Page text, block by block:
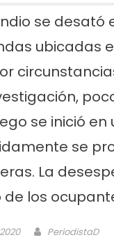
se desató
ubicadas
se inició
se
La
los
Author
PeriodistaD